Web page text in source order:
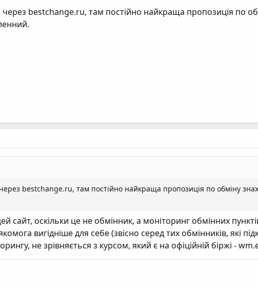
bestchange.ru, там постійно найкраща пропозиція по
bestchange.ru, там постійно найкраща пропозиція по обміну
сайт, оскільки це не обмінник, а моніторинг обмінних
вигідніше для себе (звісно серед тих обмінників, які
не зрівняється з курсом, який є на офіційній біржі -